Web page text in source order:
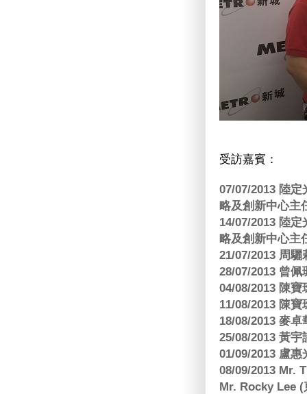
受訪嘉賓：
07/07/2013 陸
略及創新中心主
14/07/2013 陸
略及創新中心主
21/07/2013 周
28/07/2013 曾
04/08/2013 陳
11/08/2013 陳
18/08/2013 麥
25/08/2013 黃
01/09/2013 盧
08/09/2013 Mr.
Mr. Rocky Lee